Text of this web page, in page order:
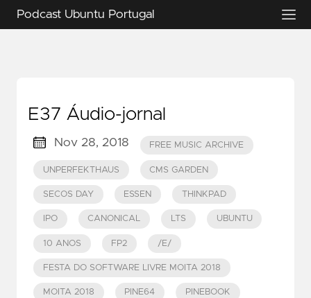
Podcast Ubuntu Portugal
E37 Áudio-jornal
Nov 28, 2018 FREE MUSIC ARCHIVE
UNPERFEKTHAUS CMS GARDEN
SECOS DAY ESSEN THINKPAD
IPO CANONICAL LTS UBUNTU
10 ANOS FP2 /E/
FESTA DO SOFTWARE LIVRE MOITA 2018
MOITA 2018 PINE64 PINEBOOK